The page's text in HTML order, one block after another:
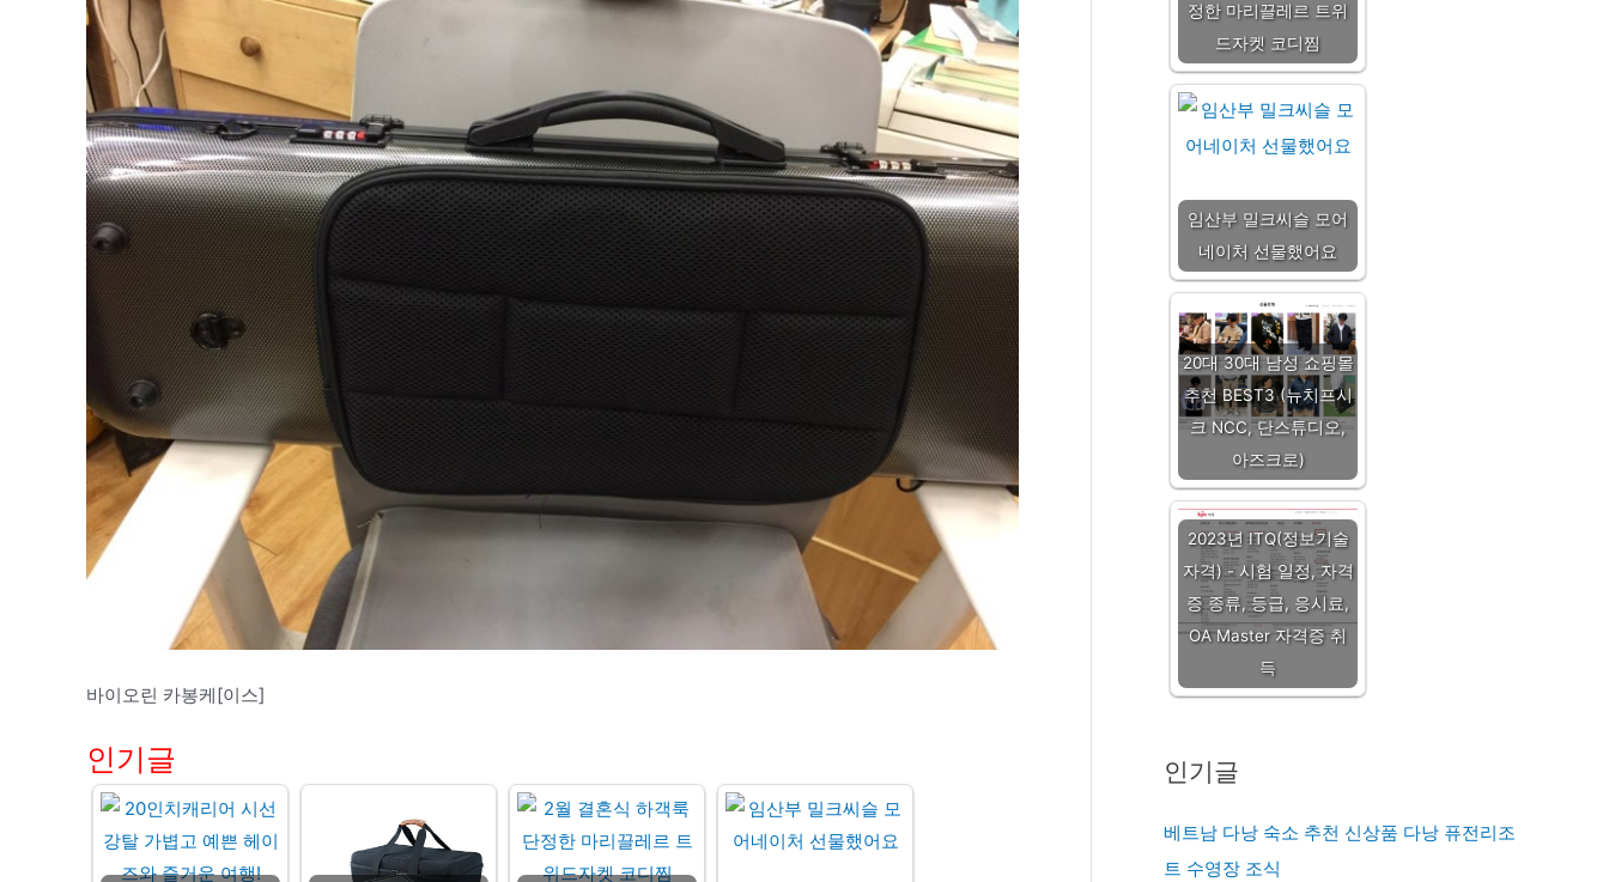
바이오린 카봉케[이스]
인기글
정한 마리끌레르 트위
드자켓 코디찜
임산부 밀크씨슬 모어
네이처 선물했어요
20대 30대 남성 쇼핑몰
추천 BEST3 (뉴치프시
크 NCC, 단스튜디오,
아즈크로)
2023년 ITQ(정보기술
자격) - 시험 일정, 자격
증 종류, 등급, 응시료,
OA Master 자격증 취
득
인기글
베트남 다낭 숙소 추천 신상품 다낭 퓨전리조
트 수영장 조식